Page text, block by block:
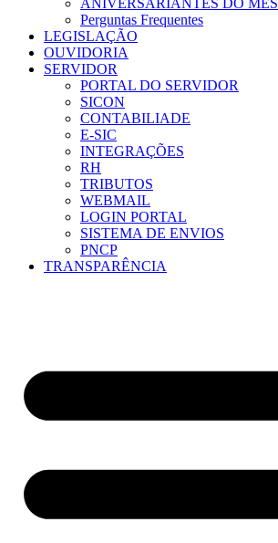
ANIVERSARIANTES DO MÊS
Perguntas Frequentes
LEGISLAÇÃO
OUVIDORIA
SERVIDOR
PORTAL DO SERVIDOR
SICON
CONTABILIADE
E-SIC
INTEGRAÇÕES
RH
TRIBUTOS
WEBMAIL
LOGIN PORTAL
SISTEMA DE ENVIOS
PNCP
TRANSPARÊNCIA